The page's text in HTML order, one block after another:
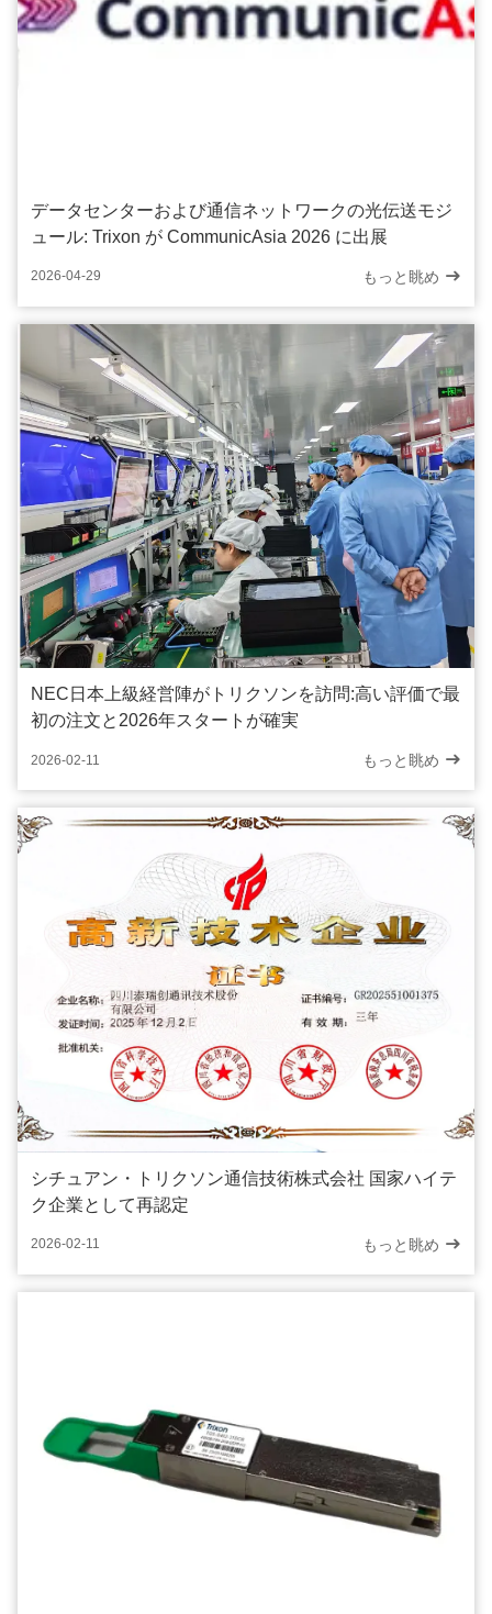
データセンターおよび通信ネットワークの光伝送モジ
ュール: Trixon が CommunicAsia 2026 に出展
2026-04-29 もっと眺め
NEC日本上級経営陣がトリクソンを訪問:高い評価で最
初の注文と2026年スタートが確実
2026-02-11 もっと眺め
シチュアン・トリクソン通信技術株式会社 国家ハイテ
ク企業として再認定
2026-02-11 もっと眺め